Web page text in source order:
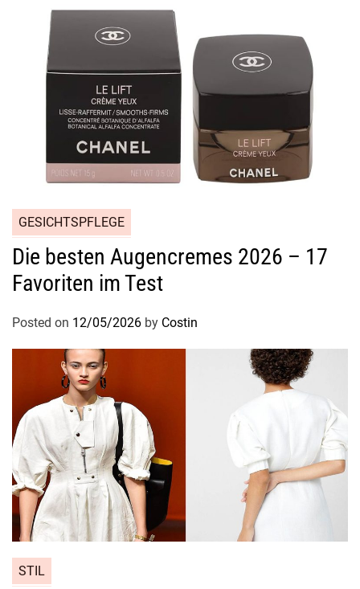
o
c
w
t
n
G
i
c
s
GESICHTSPFLEGE
Die besten Augencremes 2026 – 17
Favoriten im Test
Posted on 12/05/2026 by Costin
STIL